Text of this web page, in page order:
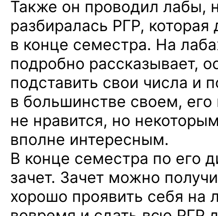
Также он проводил лабы,
разбиралась РГР,
в конце семестра. На
подробно рассказывает,
подставить свои числа и
в большинстве своем,
не нравится, но
вполне интересным.
В конце семестра по его
зачет. Зачет можно
хорошо проявить себя на